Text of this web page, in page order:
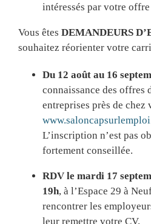
intéressés par votre
Vous êtes DEMANDEURS
souhaitez réorienter votre
Du 12 août au 16
connaissance des offres
entreprises près de chez
L’inscription n’est pas
fortement conseillée.
RDV le mardi 17
19h, à l’Espace 29 à
rencontrer les
leur remettre votre CV.